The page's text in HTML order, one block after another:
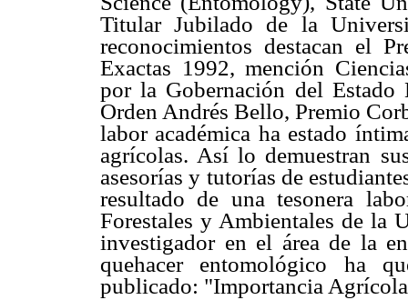
Titular Jubilado de la
reconocimientos destacan el
Exactas 1992, mención
por la Gobernación del
Orden Andrés Bello, Premio
labor académica ha estado
agrícolas. Así lo demuestran
asesorías y tutorías de
resultado de una tesonera
Forestales y Ambientales de la
investigador en el área de la
quehacer entomológico ha
publicado: "Importancia